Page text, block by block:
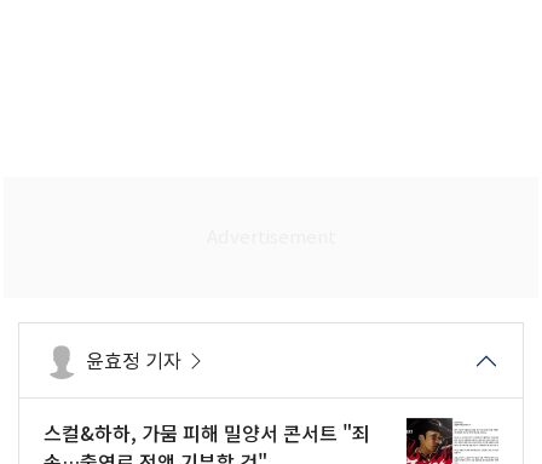
윤효정 기자
스컬&하하, 가뭄 피해 밀양서 콘서트 "죄